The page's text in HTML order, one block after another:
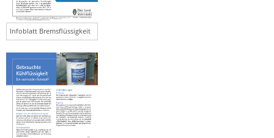
Infoblatt Bremsflüssigkeit